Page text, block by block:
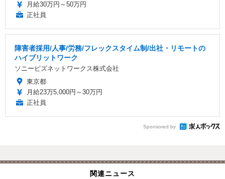
月給30万円～50万円
正社員
障害者採用/人事/労務/フレックスタイム制/出社・リモートの
ハイブリットワーク
ソニービズネットワークス株式会社
東京都
月給23万5,000円～30万円
正社員
Sponsored by
関連ニュース